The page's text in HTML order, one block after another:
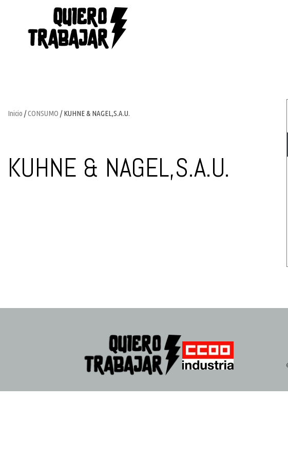
Inicio /CONSUMO / KUHNE & NAGEL,S.A.U.
KUHNE & NAGEL,S.A.U.